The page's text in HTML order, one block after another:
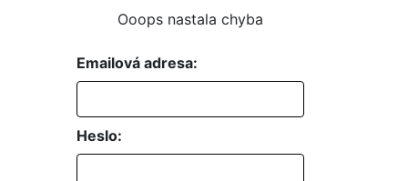
Ooops nastala chyba
Emailová adresa:
Heslo: